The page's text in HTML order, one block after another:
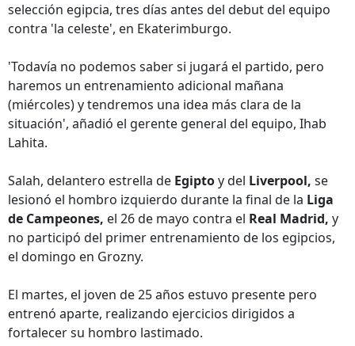
selección egipcia, tres días antes del debut del equipo
contra 'la celeste', en Ekaterimburgo.
'Todavía no podemos saber si jugará el partido, pero
haremos un entrenamiento adicional mañana
(miércoles) y tendremos una idea más clara de la
situación', añadió el gerente general del equipo, Ihab
Lahita.
Salah, delantero estrella de Egiptoy del Liverpool, se
lesionó el hombro izquierdo durante la final de la Liga
de Campeones, el 26 de mayo contra el Real Madrid, y
no participó del primer entrenamiento de los egipcios,
el domingo en Grozny.
El martes, el joven de 25 años estuvo presente pero
entrenó aparte, realizando ejercicios dirigidos a
fortalecer su hombro lastimado.